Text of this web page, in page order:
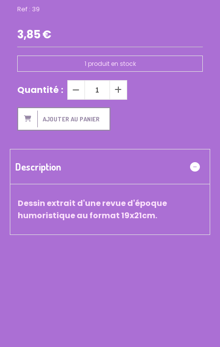
Ref : 39
3,85€
1 produit en stock
Quantité :
AJOUTER AU PANIER
Description
Dessin extrait d'une revue d'époque
humoristique au format 19x21cm.